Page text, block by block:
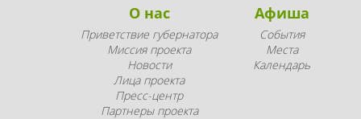
О нас
Приветствие губернатора
Миссия проекта
Новости
Лица проекта
Пресс-центр
Партнеры проекта
Афиша
События
Места
Календарь